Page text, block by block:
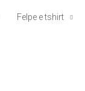
Felpe e tshirt